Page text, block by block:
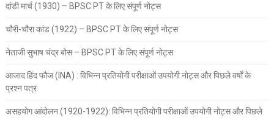
दांडी मार्च (1930) – BPSC PT के लिए संपूर्ण नोट्स
चौरी-चौरा कांड (1922) – BPSC PT के लिए संपूर्ण नोट्स
नेताजी सुभाष चंद्र बोस – BPSC PT के लिए संपूर्ण नोट्स
आजाद हिंद फौज (INA) : विभिन्न प्रतियोगी परीक्षाओं उपयोगी नोट्स और पिछले वर्षों के
प्रश्न पत्र
असहयोग आंदोलन (1920-1922): विभिन्न प्रतियोगी परीक्षाओं उपयोगी नोट्स और पिछले